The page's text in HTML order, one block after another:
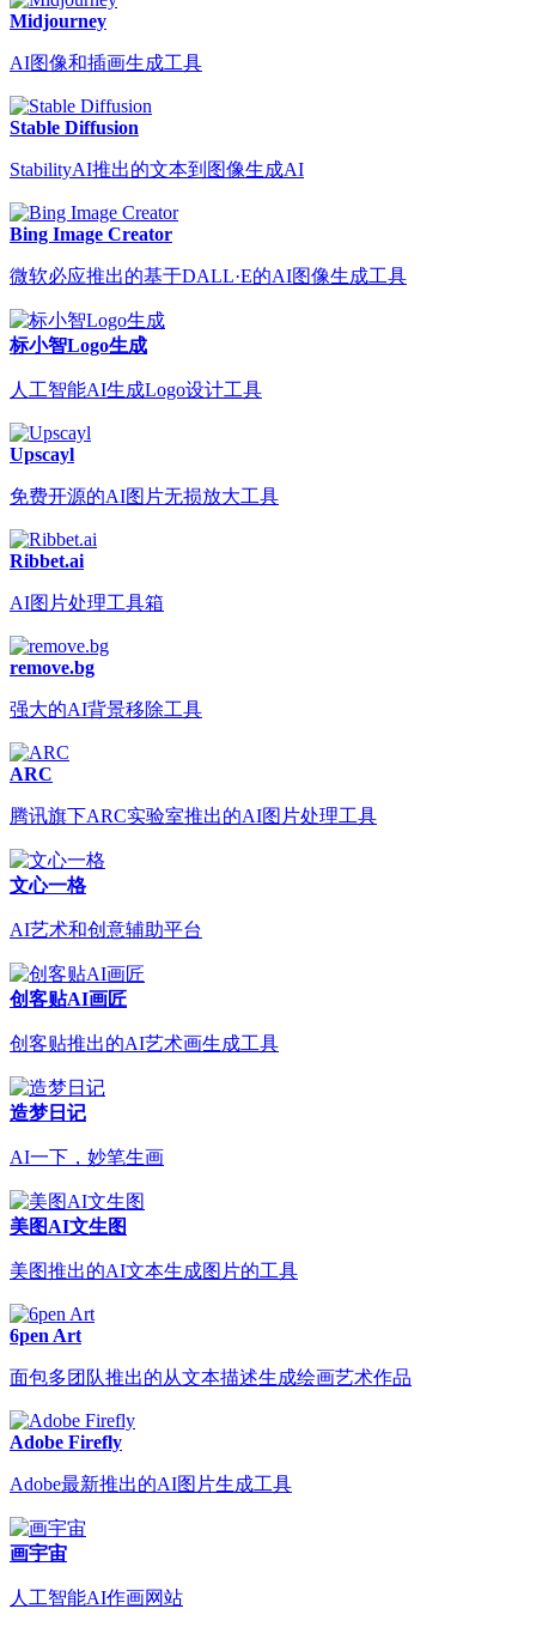
Midjourney
AI图像和插画生成工具
Stable Diffusion
StabilityAI推出的文本到图像生成AI
Bing Image Creator
微软必应推出的基于DALL·E的AI图像生成工具
标小智Logo生成
人工智能AI生成Logo设计工具
Upscayl
免费开源的AI图片无损放大工具
Ribbet.ai
AI图片处理工具箱
remove.bg
强大的AI背景移除工具
ARC
腾讯旗下ARC实验室推出的AI图片处理工具
文心一格
AI艺术和创意辅助平台
创客贴AI画匠
创客贴推出的AI艺术画生成工具
造梦日记
AI一下，妙笔生画
美图AI文生图
美图推出的AI文本生成图片的工具
6pen Art
面包多团队推出的从文本描述生成绘画艺术作品
Adobe Firefly
Adobe最新推出的AI图片生成工具
画宇宙
人工智能AI作画网站